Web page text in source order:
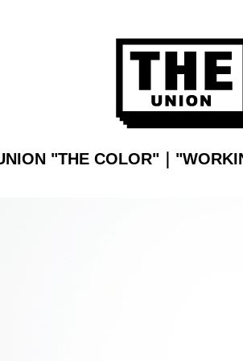
"THE COLOR"｜